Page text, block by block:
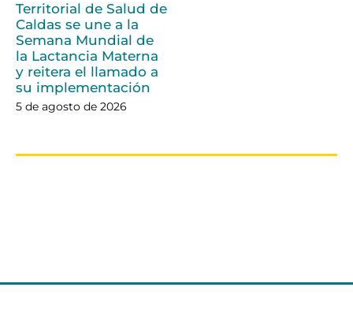
Territorial de Salud de
Caldas se une a la
Semana Mundial de
la Lactancia Materna
y reitera el llamado a
su implementación
5 de agosto de 2026